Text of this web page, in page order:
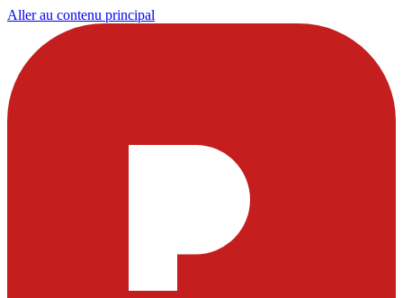
Aller au contenu principal